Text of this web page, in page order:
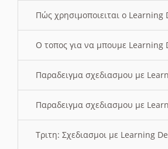
Πώς χρησιμοποιειται ο Learning
O τοπος για να μπουμε Learning
Παραδειγμα σχεδιασμου με
Παραδειγμα σχεδιασμου με
Τριτη: Σχεδιασμοι με Learning